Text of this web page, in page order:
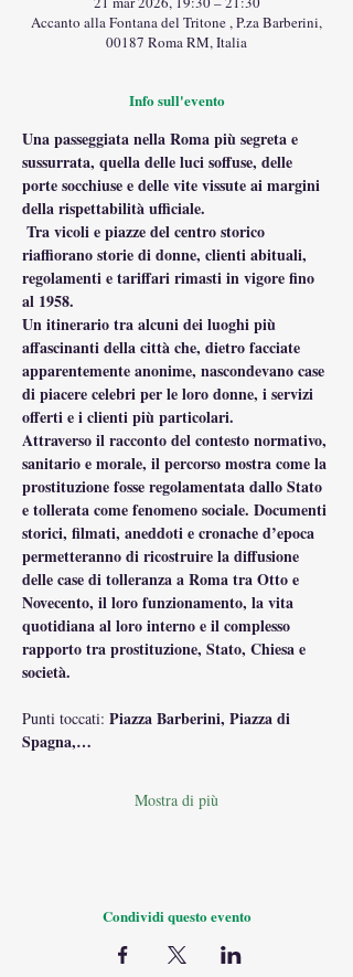
Accanto alla Fontana del Tritone , P.za Barberini,
00187 Roma RM, Italia
Info sull'evento
Una passeggiata nella Roma più segreta e
sussurrata, quella delle luci soffuse, delle
porte socchiuse e delle vite vissute ai margini
della rispettabilità ufficiale.
riaffiorano storie di donne, clienti abituali,
regolamenti e tariffari rimasti in vigore fino
al 1958.
Un itinerario tra alcuni dei luoghi più
affascinanti della città che, dietro facciate
apparentemente anonime, nascondevano case
di piacere celebri per le loro donne, i servizi
offerti e i clienti più particolari.
Attraverso il racconto del contesto normativo,
sanitario e morale, il percorso mostra come la
prostituzione fosse regolamentata dallo Stato
e tollerata come fenomeno sociale. Documenti
storici, filmati, aneddoti e cronache d’epoca
permetteranno di ricostruire la diffusione
delle case di tolleranza a Roma tra Otto e
Novecento, il loro funzionamento, la vita
quotidiana al loro interno e il complesso
rapporto tra prostituzione, Stato, Chiesa e
società.
Punti toccati: Piazza Barberini, Piazza di
Spagna,…
Mostra di più
Condividi questo evento